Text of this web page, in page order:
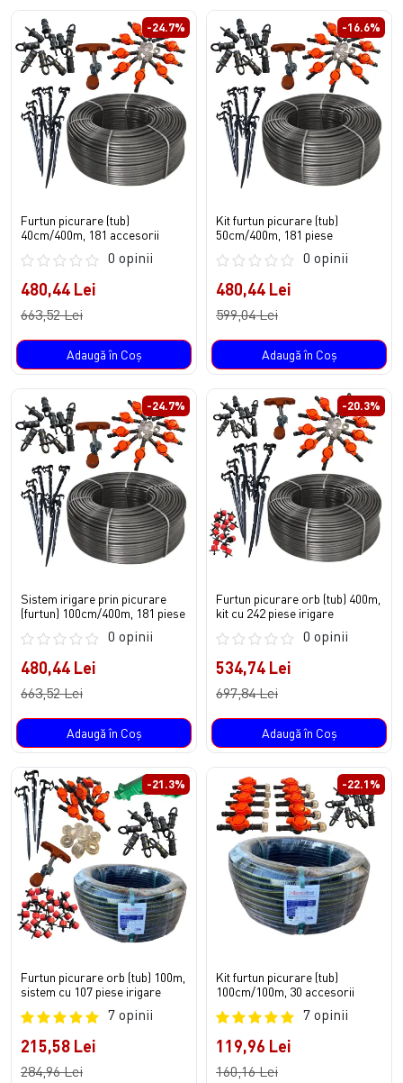
-24.7%
Furtun picurare (tub)
40cm/400m, 181 accesorii
0 opinii
480,44 Lei
663,52 Lei
Adaugă în Coş
-16.6%
Kit furtun picurare (tub)
50cm/400m, 181 piese
0 opinii
480,44 Lei
599,04 Lei
Adaugă în Coş
-24.7%
Sistem irigare prin picurare
(furtun) 100cm/400m, 181 piese
0 opinii
480,44 Lei
663,52 Lei
Adaugă în Coş
-20.3%
Furtun picurare orb (tub) 400m,
kit cu 242 piese irigare
0 opinii
534,74 Lei
697,84 Lei
Adaugă în Coş
-21.3%
Furtun picurare orb (tub) 100m,
sistem cu 107 piese irigare
7 opinii
215,58 Lei
284,96 Lei
-22.1%
Kit furtun picurare (tub)
100cm/100m, 30 accesorii
7 opinii
119,96 Lei
160,16 Lei